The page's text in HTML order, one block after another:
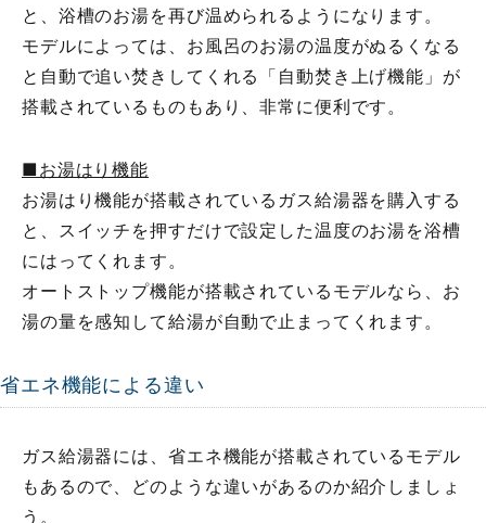
と、浴槽のお湯を再び温められるようになります。
モデルによっては、お風呂のお湯の温度がぬるくなる
と自動で追い焚きしてくれる「自動焚き上げ機能」が
搭載されているものもあり、非常に便利です。
■お湯はり機能
お湯はり機能が搭載されているガス給湯器を購入する
と、スイッチを押すだけで設定した温度のお湯を浴槽
にはってくれます。
オートストップ機能が搭載されているモデルなら、お
湯の量を感知して給湯が自動で止まってくれます。
省エネ機能による違い
ガス給湯器には、省エネ機能が搭載されているモデル
もあるので、どのような違いがあるのか紹介しましょ
う。